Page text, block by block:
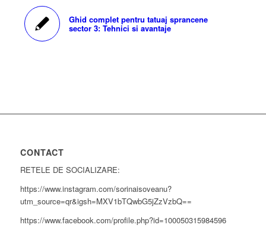
Ghid complet pentru tatuaj sprancene
sector 3: Tehnici si avantaje
CONTACT
RETELE DE SOCIALIZARE:
https://www.instagram.com/sorinaisoveanu?
utm_source=qr&igsh=MXV1bTQwbG5jZzVzbQ==
https://www.facebook.com/profile.php?id=100050315984596